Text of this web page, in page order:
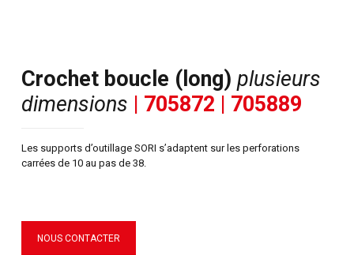
Crochet boucle (long) plusieurs
dimensions | 705872 | 705889
Les supports d’outillage SORI s’adaptent sur les perforations
carrées de 10 au pas de 38.
NOUS CONTACTER